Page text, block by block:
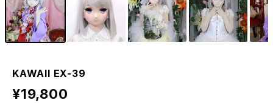
KAWAII EX-39
¥19,800